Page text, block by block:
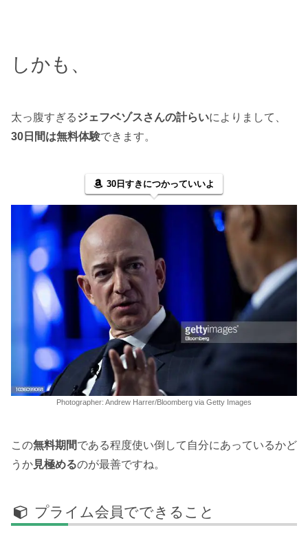
しかも、
太っ腹すぎるジェフベゾスさんの計らいによりまして、
30日間は無料体験できます。
30日すきにつかっていいよ
Photographer: Andrew Harrer/Bloomberg via Getty Images
この無料期間である程度使い倒して自分にあっているかど
うか見極めるのが最善ですね。
プライム会員でできること